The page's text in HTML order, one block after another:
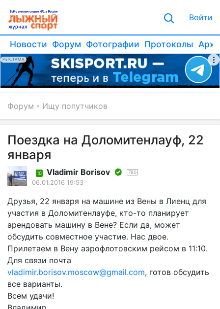
Войти
Новости Форум Фотографии Протоколы
РЕКЛАМА
Форум Ищу попутчиков
Поездка на Доломитенлауф, 22
января
10 Vladimir Borisov 780
06.01.2016 19:53
Друзья, 22 января на машине из Вены в Лиенц для
участия в Доломитенлауфе, кто-то планирует
арендовать машину в Вене? Если да, может
обсудить совместное участие. Нас двое.
Прилетаем в Вену аэрофлотовским рейсом в 11:10.
Для связи почта
vladimir.borisov.moscow@gmail.com, готов обсудить
все варианты.
Всем удачи!